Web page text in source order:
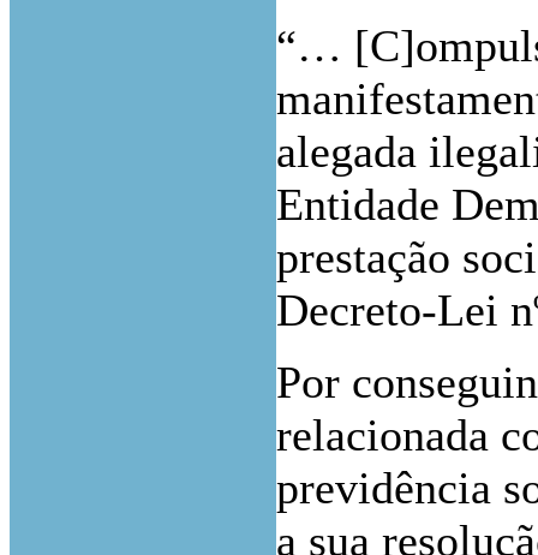
“…
alegada
Entidade
prestação
Decreto-Lei
Por
relacionada
previdência
a sua